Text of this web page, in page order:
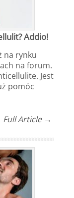
Addio!
na rynku
na forum.
Jest
pomóc
Full Article →